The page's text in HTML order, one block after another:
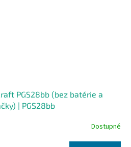
PGS28bb (bez batérie a
| PGS28bb
Dostupné